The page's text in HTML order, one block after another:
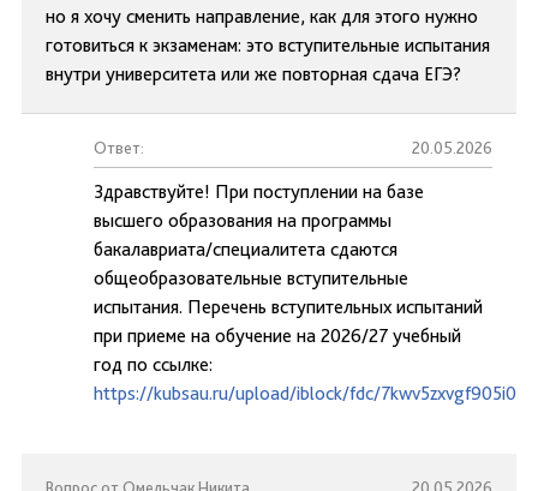
но я хочу сменить направление, как для этого нужно
готовиться к экзаменам: это вступительные испытания
внутри университета или же повторная сдача ЕГЭ?
Ответ: 20.05.2026
Здравствуйте! При поступлении на базе
высшего образования на программы
бакалавриата/специалитета сдаются
общеобразовательные вступительные
испытания. Перечень вступительных испытаний
при приеме на обучение на 2026/27 учебный
год по ссылке:
https://kubsau.ru/upload/iblock/fdc/